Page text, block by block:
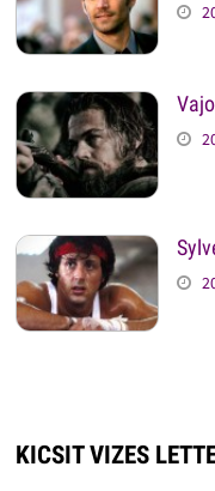
KICSIT VIZES